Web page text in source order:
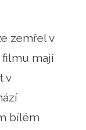
zemřel v
filmu mají
v
bílém